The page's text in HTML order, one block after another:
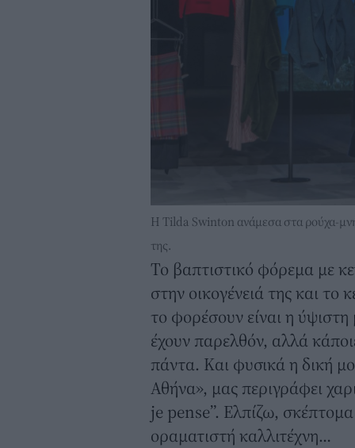
Η Tilda Swinton ανάμεσα στα ρούχα-
της.
Το βαπτιστικό φόρεμα με
στην οικογένειά της και το
το φορέσουν είναι η ύψιστη
έχουν παρελθόν, αλλά
πάντα. Και φυσικά η δική
Αθήνα», μας περιγράφει
je pense”. Ελπίζω,
οραματιστή καλλιτέχνη…